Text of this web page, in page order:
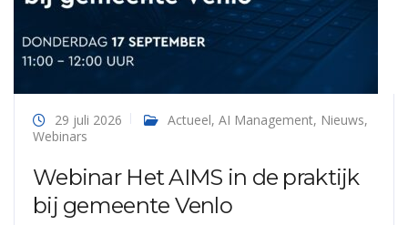
29 juli 2026 Actueel, AI Management, Nieuws,
Webinars
Webinar Het AIMS in de praktijk
bij gemeente Venlo